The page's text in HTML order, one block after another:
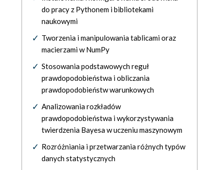
do pracy z Pythonem i bibliotekami
naukowymi
Tworzenia i manipulowania tablicami oraz
macierzami w NumPy
Stosowania podstawowych reguł
prawdopodobieństwa i obliczania
prawdopodobieństw warunkowych
Analizowania rozkładów
prawdopodobieństwa i wykorzystywania
twierdzenia Bayesa w uczeniu maszynowym
Rozróżniania i przetwarzania różnych typów
danych statystycznych